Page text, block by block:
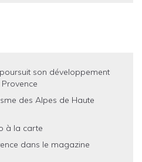
son développement
des Alpes de Haute
à la carte
dans le magazine